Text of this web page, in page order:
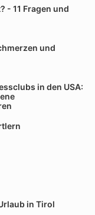
- 11 Fragen und
und
in den USA:
in Tirol